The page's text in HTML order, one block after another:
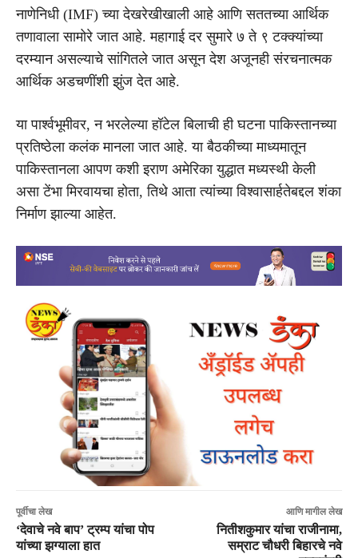
नाणेनिधी (IMF) च्या देखरेखीखाली आहे आणि सततच्या आर्थिक
तणावाला सामोरे जात आहे. महागाई दर सुमारे ७ ते ९ टक्क्यांच्या
दरम्यान असल्याचे सांगितले जात असून देश अजूनही संरचनात्मक
आर्थिक अडचणींशी झुंज देत आहे.
या पार्श्वभूमीवर, न भरलेल्या हॉटेल बिलाची ही घटना पाकिस्तानच्या
प्रतिष्ठेला कलंक मानला जात आहे. या बैठकीच्या माध्यमातून
पाकिस्तानला आपण कशी इराण अमेरिका युद्धात मध्यस्थी केली
असा टेंभा मिरवायचा होता, तिथे आता त्यांच्या विश्वासार्हतेबद्दल शंका
निर्माण झाल्या आहेत.
पूर्वीचा लेख
‘देवाचे नवे बाप’ ट्रम्प यांचा पोप
यांच्या झग्याला हात
आणि मागील लेख
नितीशकुमार यांचा राजीनामा,
सम्राट चौधरी बिहारचे नवे